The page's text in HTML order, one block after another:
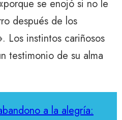
se enojó si no le
después de los
Los instintos cariñosos
testimonio de su alma
a la alegría: